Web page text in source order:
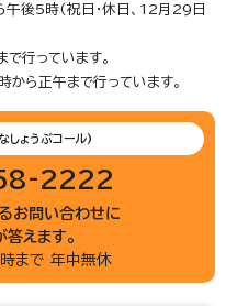
後5時(祝日・休日、12月29日
行っています。
ら正午まで行っています。
しょうぶコール)
2222
お問い合わせに
答えます。
まで 年中無休